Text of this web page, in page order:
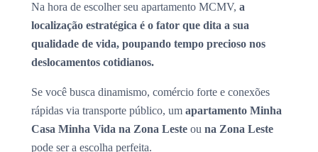
Na hora de escolher seu apartamento MCMV, a
localização estratégica é o fator que dita a sua
qualidade de vida, poupando tempo precioso nos
deslocamentos cotidianos.
Se você busca dinamismo, comércio forte e conexões
rápidas via transporte público, um apartamento Minha
Casa Minha Vida na Zona Leste ou na Zona Leste
pode ser a escolha perfeita.